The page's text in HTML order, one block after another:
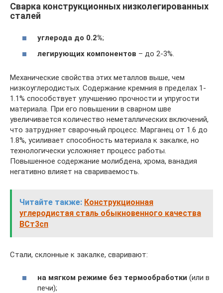
Сварка конструкционных низколегированных
сталей
углерода до 0.2%;
легирующих компонентов – до 2-3%.
Механические свойства этих металлов выше, чем
низкоуглеродистых. Содержание кремния в пределах 1-
1.1% способствует улучшению прочности и упругости
материала. При его повышении в сварном шве
увеличивается количество неметаллических включений,
что затрудняет сварочный процесс. Марганец от 1.6 до
1.8%, усиливает способность материала к закалке, но
технологически усложняет процесс работы.
Повышенное содержание молибдена, хрома, ванадия
негативно влияет на свариваемость.
Читайте также: Конструкционная
углеродистая сталь обыкновенного качества
ВСт3сп
Стали, склонные к закалке, сваривают:
на мягком режиме без термообработки (или в
печи);